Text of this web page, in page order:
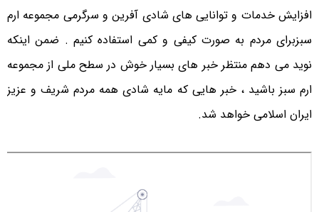
افزایش خدمات و توانایی های شادی آفرین و سرگرمی مجموعه ارم
سبزبرای مردم به صورت کیفی و کمی استفاده کنیم . ضمن اینکه
نوید می دهم منتظر خبر های بسیار خوش در سطح ملی از مجموعه
ارم سبز باشید ، خبر هایی که مایه شادی همه مردم شریف و عزیز
ایران اسلامی خواهد شد.